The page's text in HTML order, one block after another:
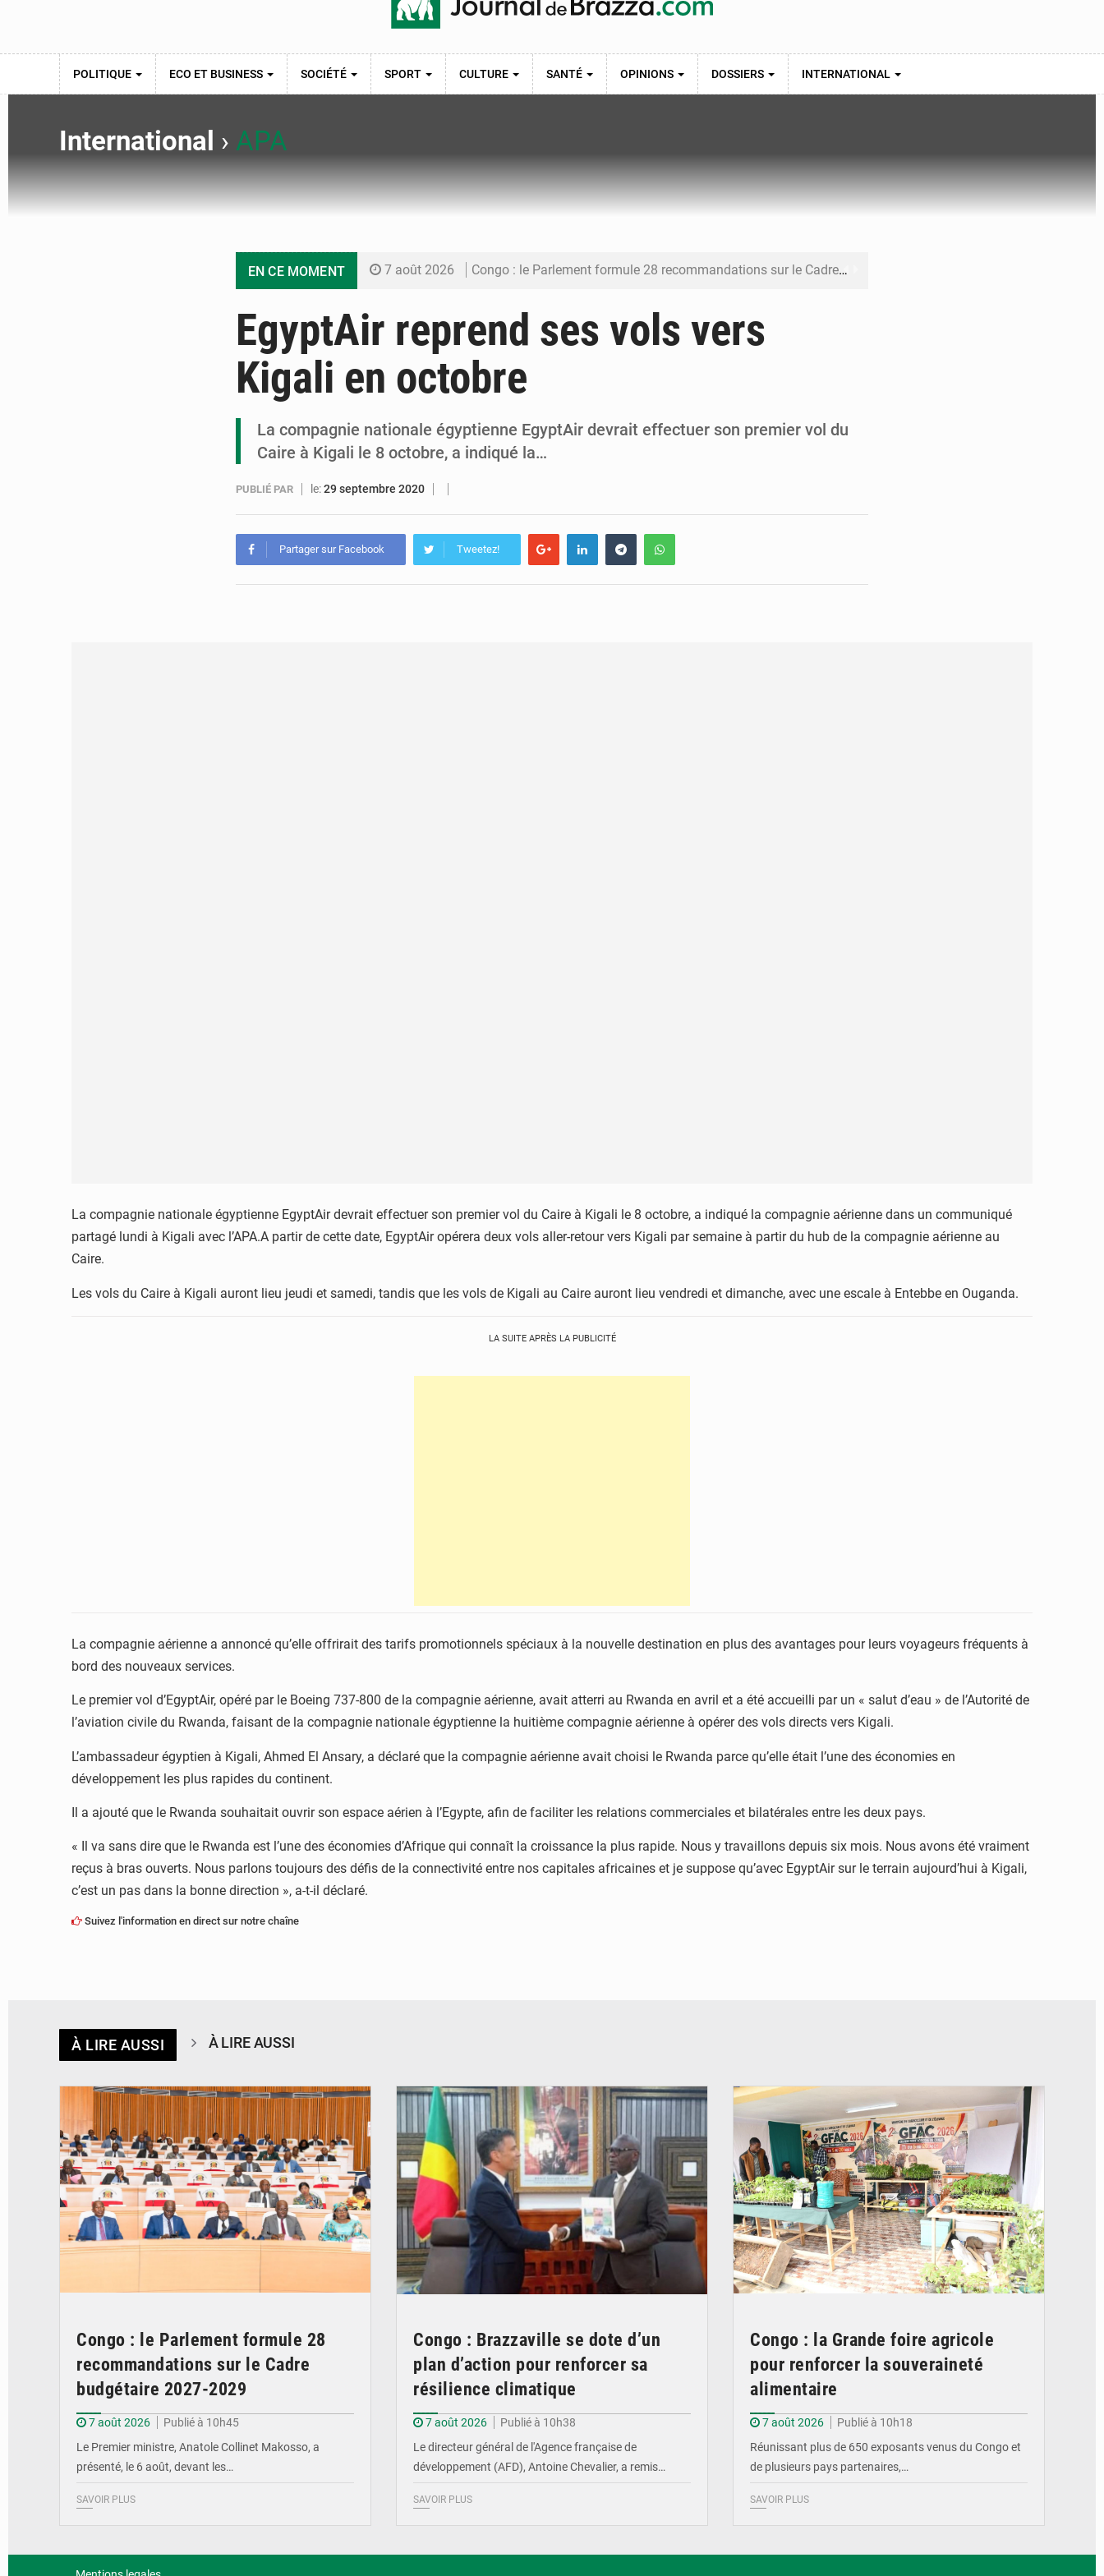
POLITIQUE ECO ET BUSINESS SOCIÉTÉ SPORT CULTURE SANTÉ OPINIONS DOSSIERS INTERNATIONAL
International › APA
EN CE MOMENT 7 août 2026 Congo : le Parlement formule 28 recommandations sur le Cadre budgétaire 2027-2029
7 août 2026 Congo : la Grande foire agricole pour renforcer la souveraineté alimentaire
7 août 2026 Congo-RDC : Brazzaville et Kinshasa renforcent leur coopération en faveur de la jeunesse
EgyptAir reprend ses vols vers
Kigali en octobre
La compagnie nationale égyptienne EgyptAir devrait effectuer son premier vol du
Caire à Kigali le 8 octobre, a indiqué la…
PUBLIÉ PAR le:29 septembre 2020
Partager sur Facebook Tweetez!
La compagnie nationale égyptienne EgyptAir devrait effectuer son premier vol du Caire à Kigali le 8 octobre, a indiqué la compagnie aérienne dans un communiqué
partagé lundi à Kigali avec l’APA.A partir de cette date, EgyptAir opérera deux vols aller-retour vers Kigali par semaine à partir du hub de la compagnie aérienne au
Caire.
Les vols du Caire à Kigali auront lieu jeudi et samedi, tandis que les vols de Kigali au Caire auront lieu vendredi et dimanche, avec une escale à Entebbe en Ouganda.
LA SUITE APRÈS LA PUBLICITÉ
La compagnie aérienne a annoncé qu’elle offrirait des tarifs promotionnels spéciaux à la nouvelle destination en plus des avantages pour leurs voyageurs fréquents à
bord des nouveaux services.
Le premier vol d’EgyptAir, opéré par le Boeing 737-800 de la compagnie aérienne, avait atterri au Rwanda en avril et a été accueilli par un « salut d’eau » de l’Autorité de
l’aviation civile du Rwanda, faisant de la compagnie nationale égyptienne la huitième compagnie aérienne à opérer des vols directs vers Kigali.
L’ambassadeur égyptien à Kigali, Ahmed El Ansary, a déclaré que la compagnie aérienne avait choisi le Rwanda parce qu’elle était l’une des économies en
développement les plus rapides du continent.
Il a ajouté que le Rwanda souhaitait ouvrir son espace aérien à l’Egypte, afin de faciliter les relations commerciales et bilatérales entre les deux pays.
« Il va sans dire que le Rwanda est l’une des économies d’Afrique qui connaît la croissance la plus rapide. Nous y travaillons depuis six mois. Nous avons été vraiment
reçus à bras ouverts. Nous parlons toujours des défis de la connectivité entre nos capitales africaines et je suppose qu’avec EgyptAir sur le terrain aujourd’hui à Kigali,
c’est un pas dans la bonne direction », a-t-il déclaré.
Suivez l'information en direct sur notre chaîne
À LIRE AUSSI À LIRE AUSSI
Congo : le Parlement formule 28
recommandations sur le Cadre
budgétaire 2027-2029
7 août 2026
Publié à 10h45
Le Premier ministre, Anatole Collinet Makosso, a
présenté, le 6 août, devant les…
SAVOIR PLUS
Congo : Brazzaville se dote d’un
plan d’action pour renforcer sa
résilience climatique
7 août 2026
Publié à 10h38
Le directeur général de l'Agence française de
développement (AFD), Antoine Chevalier, a remis…
SAVOIR PLUS
Congo : la Grande foire agricole
pour renforcer la souveraineté
alimentaire
7 août 2026
Publié à 10h18
Réunissant plus de 650 exposants venus du Congo et
de plusieurs pays partenaires,…
SAVOIR PLUS